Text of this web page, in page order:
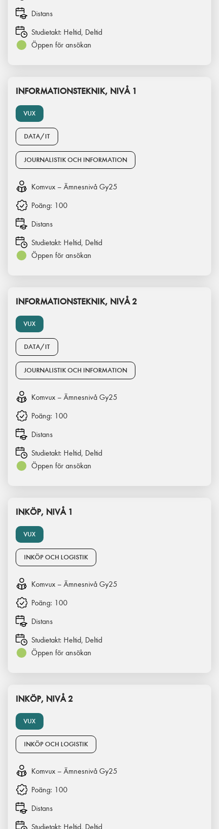
Distans
Studietakt: Heltid, Deltid
Öppen för ansökan
VUX
INFORMATIONSTEKNIK, NIVÅ 1
DATA/IT
JOURNALISTIK OCH INFORMATION
Komvux – Ämnesnivå Gy25
Poäng: 100
Distans
Studietakt: Heltid, Deltid
Öppen för ansökan
VUX
INFORMATIONSTEKNIK, NIVÅ 2
DATA/IT
JOURNALISTIK OCH INFORMATION
Komvux – Ämnesnivå Gy25
Poäng: 100
Distans
Studietakt: Heltid, Deltid
Öppen för ansökan
VUX
INKÖP, NIVÅ 1
INKÖP OCH LOGISTIK
Komvux – Ämnesnivå Gy25
Poäng: 100
Distans
Studietakt: Heltid, Deltid
Öppen för ansökan
VUX
INKÖP, NIVÅ 2
INKÖP OCH LOGISTIK
Komvux – Ämnesnivå Gy25
Poäng: 100
Distans
Studietakt: Heltid, Deltid